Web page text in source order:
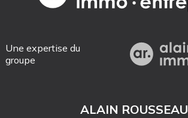
Une expertise du
groupe
ALAIN ROUSSEAU